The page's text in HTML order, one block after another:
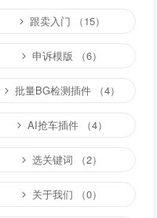
跟卖入门 （15）
申诉模版 （6）
批量BG检测插件 （4）
AI抢车插件 （4）
选关键词 （2）
关于我们 （0）